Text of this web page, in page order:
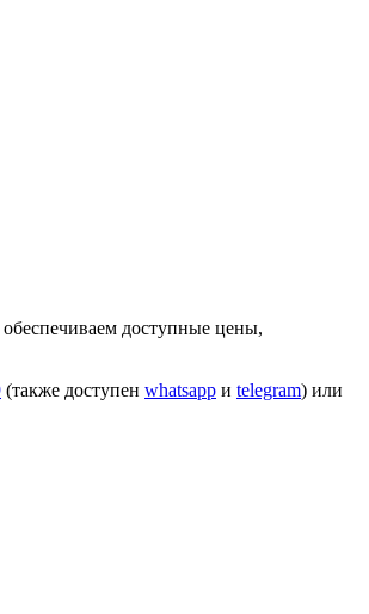
доступные цены,
(также доступен whatsapp и telegram) или